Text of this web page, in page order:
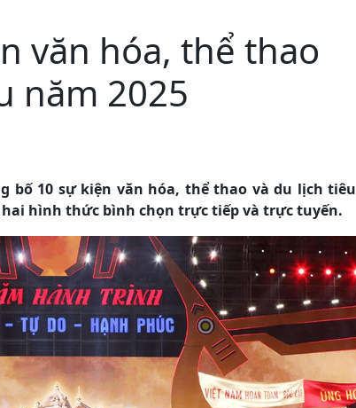
văn hóa, thể thao
năm 2025
bố 10 sự kiện văn hóa, thể thao và du lịch tiêu
hình thức bình chọn trực tiếp và trực tuyến.